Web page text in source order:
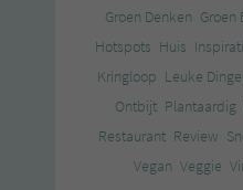
Groen Denken Groen
Hotspots Huis
Kringloop Leuke
Ontbijt Plantaardig
Restaurant Review
Vegan Veggie